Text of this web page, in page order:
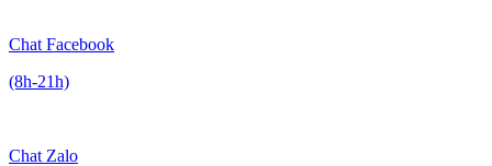
Chat Facebook
(8h-21h)
Chat Zalo